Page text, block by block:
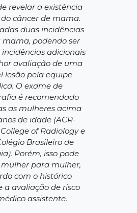
revelar a existência
câncer de mama.
duas incidências
podendo ser
adicionais
avaliação de uma
lesão pela equipe
O exame de
é recomendado
as mulheres acima
de idade (ACR-
of Radiology e
Brasileiro de
Porém, isso pode
para mulher,
com o histórico
a avaliação de risco
assistente.